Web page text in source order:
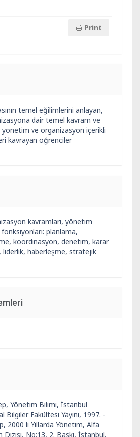
Print
temel eğilimlerini anlayan,
dair temel kavram ve
yönetim ve organizasyon içerikli
kavrayan öğrenciler
kavramları, yönetim
planlama,
koordinasyon, denetim, karar
liderlik, haberleşme, stratejik
Yönetim Bilimi, İstanbul
Bilgiler Fakültesi Yayını, 1997. -
2000 li Yıllarda Yönetim, Alfa
Dizisi, No:13, 2. Baskı, İstanbul,